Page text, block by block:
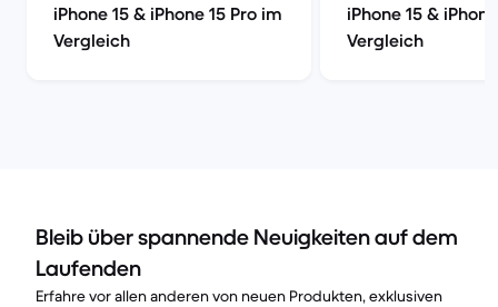
iPhone 15 & iPhone 15 Pro im
Vergleich
iPhone 15 &
Vergleich
Bleib über spannende Neuigkeiten auf dem
Laufenden
Erfahre vor allen anderen von neuen Produkten, exklusiven